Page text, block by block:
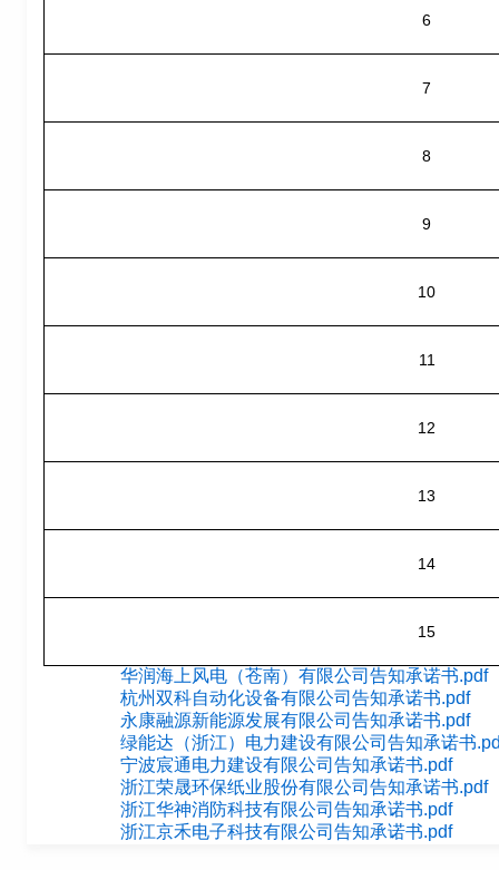
6
7
8
9
10
11
12
13
14
15
华润海上风电（苍南）有限公司告知承诺书.pdf
杭州双科自动化设备有限公司告知承诺书.pdf
永康融源新能源发展有限公司告知承诺书.pdf
绿能达（浙江）电力建设有限公司告知承诺书
宁波宸通电力建设有限公司告知承诺书.pdf
浙江荣晟环保纸业股份有限公司告知承诺书.pdf
浙江华神消防科技有限公司告知承诺书.pdf
浙江京禾电子科技有限公司告知承诺书.pdf